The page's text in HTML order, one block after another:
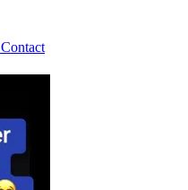
Contact